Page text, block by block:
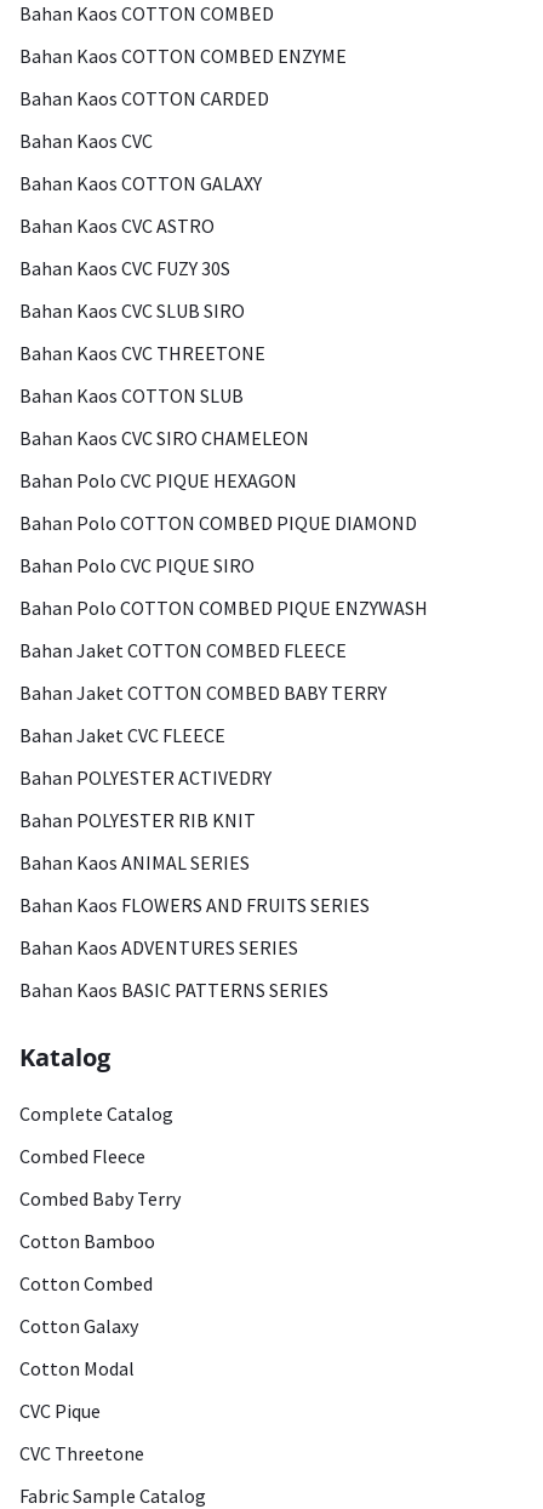
Bahan Kaos COTTON COMBED
Bahan Kaos COTTON COMBED ENZYME
Bahan Kaos COTTON CARDED
Bahan Kaos CVC
Bahan Kaos COTTON GALAXY
Bahan Kaos CVC ASTRO
Bahan Kaos CVC FUZY 30S
Bahan Kaos CVC SLUB SIRO
Bahan Kaos CVC THREETONE
Bahan Kaos COTTON SLUB
Bahan Kaos CVC SIRO CHAMELEON
Bahan Polo CVC PIQUE HEXAGON
Bahan Polo COTTON COMBED PIQUE DIAMOND
Bahan Polo CVC PIQUE SIRO
Bahan Polo COTTON COMBED PIQUE ENZYWASH
Bahan Jaket COTTON COMBED FLEECE
Bahan Jaket COTTON COMBED BABY TERRY
Bahan Jaket CVC FLEECE
Bahan POLYESTER ACTIVEDRY
Bahan POLYESTER RIB KNIT
Bahan Kaos ANIMAL SERIES
Bahan Kaos FLOWERS AND FRUITS SERIES
Bahan Kaos ADVENTURES SERIES
Bahan Kaos BASIC PATTERNS SERIES
Katalog
Complete Catalog
Combed Fleece
Combed Baby Terry
Cotton Bamboo
Cotton Combed
Cotton Galaxy
Cotton Modal
CVC Pique
CVC Threetone
Fabric Sample Catalog